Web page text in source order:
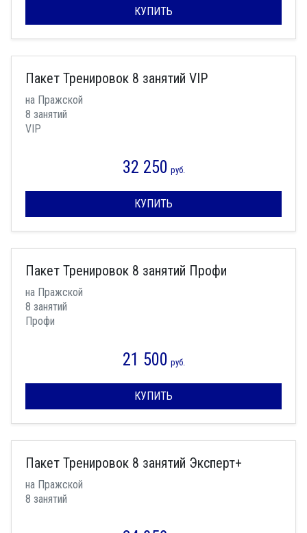
КУПИТЬ
Пакет Тренировок 8 занятий VIP
на Пражской
8 занятий
VIP
32 250 руб.
КУПИТЬ
Пакет Тренировок 8 занятий Профи
на Пражской
8 занятий
Профи
21 500 руб.
КУПИТЬ
Пакет Тренировок 8 занятий Эксперт+
на Пражской
8 занятий